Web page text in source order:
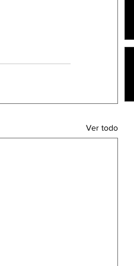
Ver todo